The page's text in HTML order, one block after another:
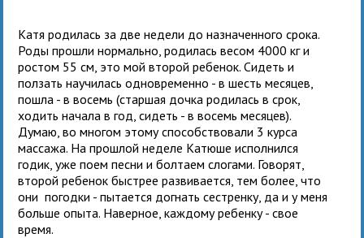
Катя родилась за две недели до назначенного срока.
Роды прошли нормально, родилась весом 4000 кг и
ростом 55 см, это мой второй ребенок. Сидеть и
ползать научилась одновременно - в шесть месяцев,
пошла - в восемь (старшая дочка родилась в срок,
ходить начала в год, сидеть - в восемь месяцев).
Думаю, во многом этому способствовали 3 курса
массажа. На прошлой неделе Катюше исполнился
годик, уже поем песни и болтаем слогами. Говорят,
второй ребенок быстрее развивается, тем более, что
они погодки - пытается догнать сестренку, да и у меня
больше опыта. Наверное, каждому ребенку - свое
время.